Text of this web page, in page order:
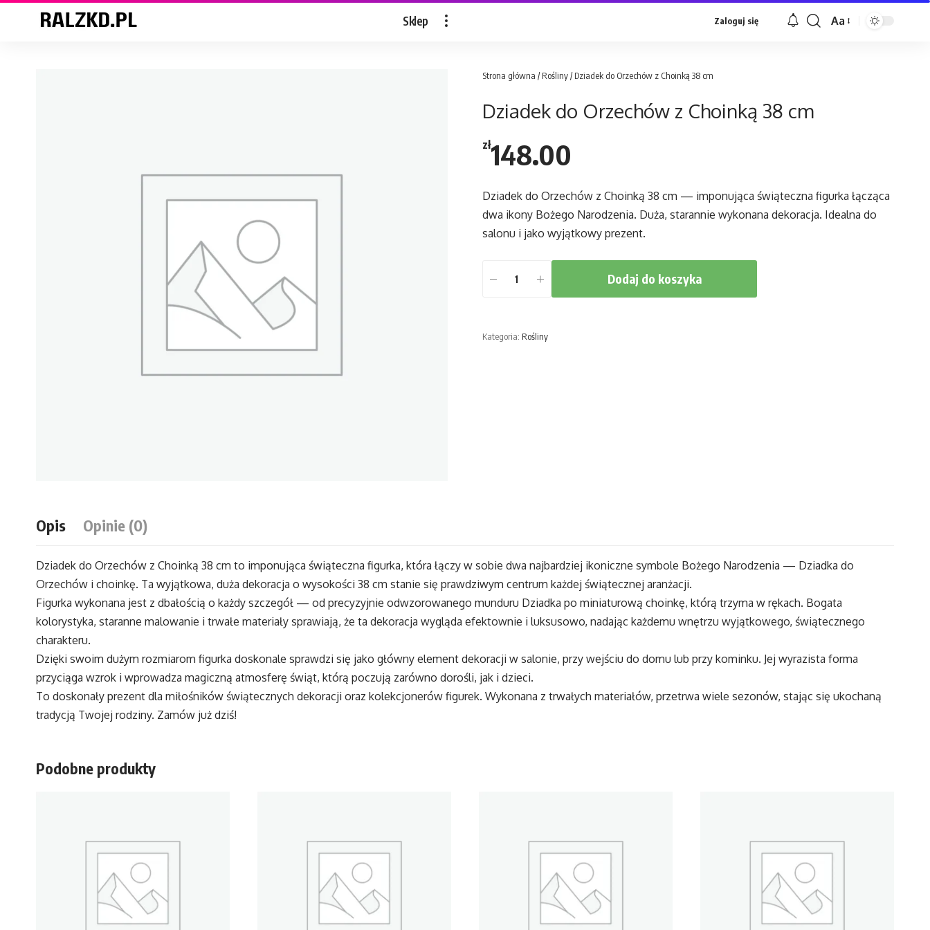
Sklep Zaloguj się
Font
Aa
Strona główna /Rośliny/ Dziadek do Orzechów z Choinką 38 cm
Dziadek do Orzechów z Choinką 38 cm
zł148.00
Dziadek do Orzechów z Choinką 38 cm — imponująca świąteczna figurka łącząca
dwa ikony Bożego Narodzenia. Duża, starannie wykonana dekoracja. Idealna do
salonu i jako wyjątkowy prezent.
Orzechów
Dodaj do koszyka
Kategoria: Rośliny
Opis Opinie (0)
Dziadek do Orzechów z Choinką 38 cm to imponująca świąteczna figurka, która łączy w sobie dwa najbardziej ikoniczne symbole Bożego Narodzenia — Dziadka do
Orzechów i choinkę. Ta wyjątkowa, duża dekoracja o wysokości 38 cm stanie się prawdziwym centrum każdej świątecznej aranżacji.
Figurka wykonana jest z dbałością o każdy szczegół — od precyzyjnie odwzorowanego munduru Dziadka po miniaturową choinkę, którą trzyma w rękach. Bogata
kolorystyka, staranne malowanie i trwałe materiały sprawiają, że ta dekoracja wygląda efektownie i luksusowo, nadając każdemu wnętrzu wyjątkowego, świątecznego
charakteru.
Dzięki swoim dużym rozmiarom figurka doskonale sprawdzi się jako główny element dekoracji w salonie, przy wejściu do domu lub przy kominku. Jej wyrazista forma
przyciąga wzrok i wprowadza magiczną atmosferę świąt, którą poczują zarówno dorośli, jak i dzieci.
To doskonały prezent dla miłośników świątecznych dekoracji oraz kolekcjonerów figurek. Wykonana z trwałych materiałów, przetrwa wiele sezonów, stając się ukochaną
tradycją Twojej rodziny. Zamów już dziś!
Podobne produkty